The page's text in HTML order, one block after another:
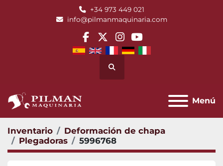
+34 973 449 021
info@pilmanmaquinaria.com
facebook
twitterinstagram
youtube
Buscar
Menú
Inventario
Deformación de chapa
Plegadoras
5996768